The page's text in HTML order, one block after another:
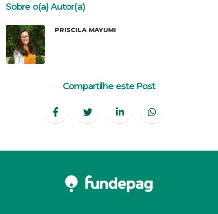
Sobre o(a) Autor(a)
PRISCILA MAYUMI
Compartilhe este Post